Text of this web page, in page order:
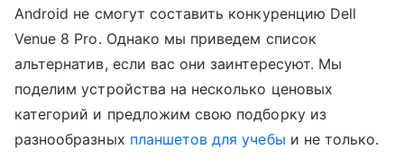
Android не смогут составить конкуренцию Dell
Venue 8 Pro. Однако мы приведем список
альтернатив, если вас они заинтересуют. Мы
поделим устройства на несколько ценовых
категорий и предложим свою подборку из
разнообразных планшетов для учебы и не только.